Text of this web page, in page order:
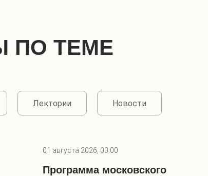
ПО ТЕМЕ
Лектории Новости
01 августа 2026, 00:00
Программа московского